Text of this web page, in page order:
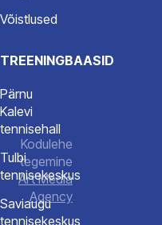
Võistlused
TREENINGBAASID
Pärnu
Kalevi
tennisehall
Tulbi
tennisekeskus
Saviaugu
tennisekeskus
Kodulehe
tegemine
Art Media
Agency